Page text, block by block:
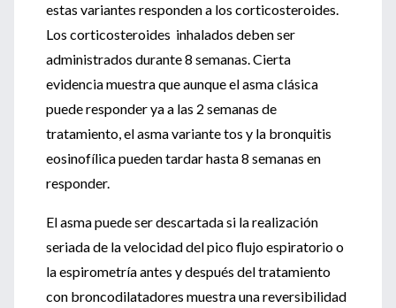
estas variantes responden a los corticosteroides.
Los corticosteroides inhalados deben ser
administrados durante 8 semanas. Cierta
evidencia muestra que aunque el asma clásica
puede responder ya a las 2 semanas de
tratamiento, el asma variante tos y la bronquitis
eosinofílica pueden tardar hasta 8 semanas en
responder.
El asma puede ser descartada si la realización
seriada de la velocidad del pico flujo espiratorio o
la espirometría antes y después del tratamiento
con broncodilatadores muestra una reversibilidad